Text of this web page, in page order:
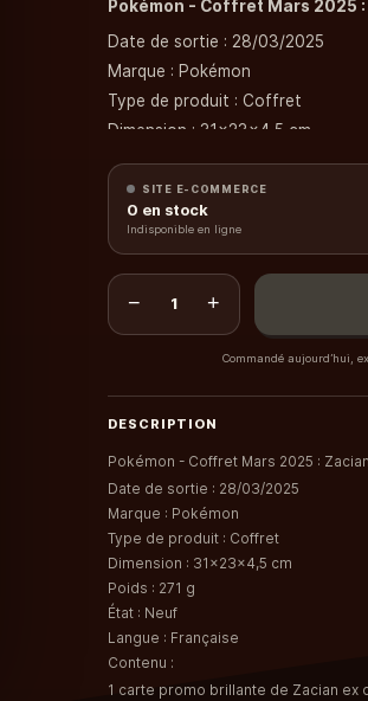
Pokémon - Coffret Mars 2025 :
Date de sortie : 28/03/2025
Marque : Pokémon
Type de produit : Coffret
Dimension : 31x23x4,5 cm
Poids : 271 g
État : Neuf
Langue : Française
Contenu :
1 carte promo brillante de Zacian
2 cartes brillantes de
1 carte grand format brillante de
SITE E-COMMERCE
0 en stock
Indisponible en ligne
− 1 +
Commandé aujourd’hui,
DESCRIPTION
Pokémon - Coffret Mars 2025 :
Date de sortie : 28/03/2025
Marque : Pokémon
Type de produit : Coffret
Dimension : 31x23x4,5 cm
Poids : 271 g
État : Neuf
Langue : Française
Contenu :
1 carte promo brillante de Zacian ex